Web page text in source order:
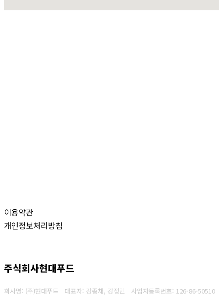
이용약관
개인정보처리방침
주식회사현대푸드
회사명: (주)현대푸드 대표자: 강종채, 강정민 사업자등록번호: 126-86-50510